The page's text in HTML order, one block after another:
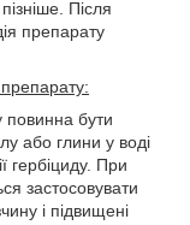
Після
препарату
повинна бути
або глини у воді
гербіциду. При
застосовувати
і підвищені